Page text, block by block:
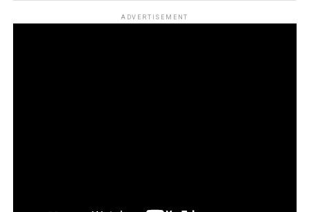
ADVERTISEMENT